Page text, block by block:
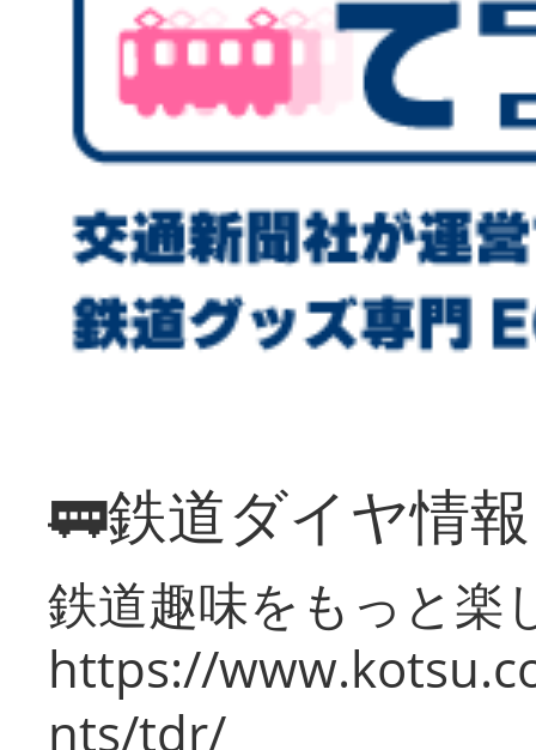
🚃鉄道ダイヤ情
鉄道趣味をもっと楽
https://
nts/tdr/